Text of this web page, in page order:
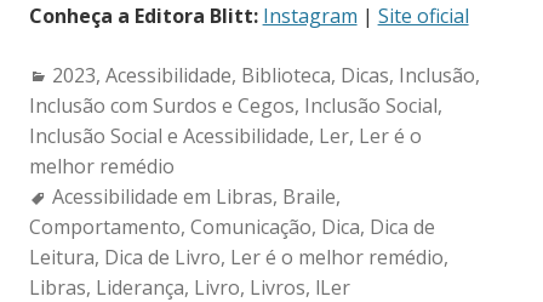
Conheça a Editora Blitt: Instagram | Site oficial
Categories:
2023, Acessibilidade, Biblioteca, Dicas, Inclusão,
Inclusão com Surdos e Cegos, Inclusão Social,
Inclusão Social e Acessibilidade, Ler, Ler é o
melhor remédio
Tags:
Acessibilidade em Libras, Braile,
Comportamento, Comunicação, Dica, Dica de
Leitura, Dica de Livro, Ler é o melhor remédio,
Libras, Liderança, Livro, Livros, lLer